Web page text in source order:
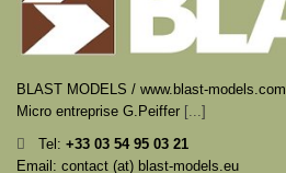
BLAST MODELS / www.blast-models.com
Micro entreprise G.Peiffer [...]
Tel: +33 03 54 95 03 21
Email: contact (at) blast-models.eu